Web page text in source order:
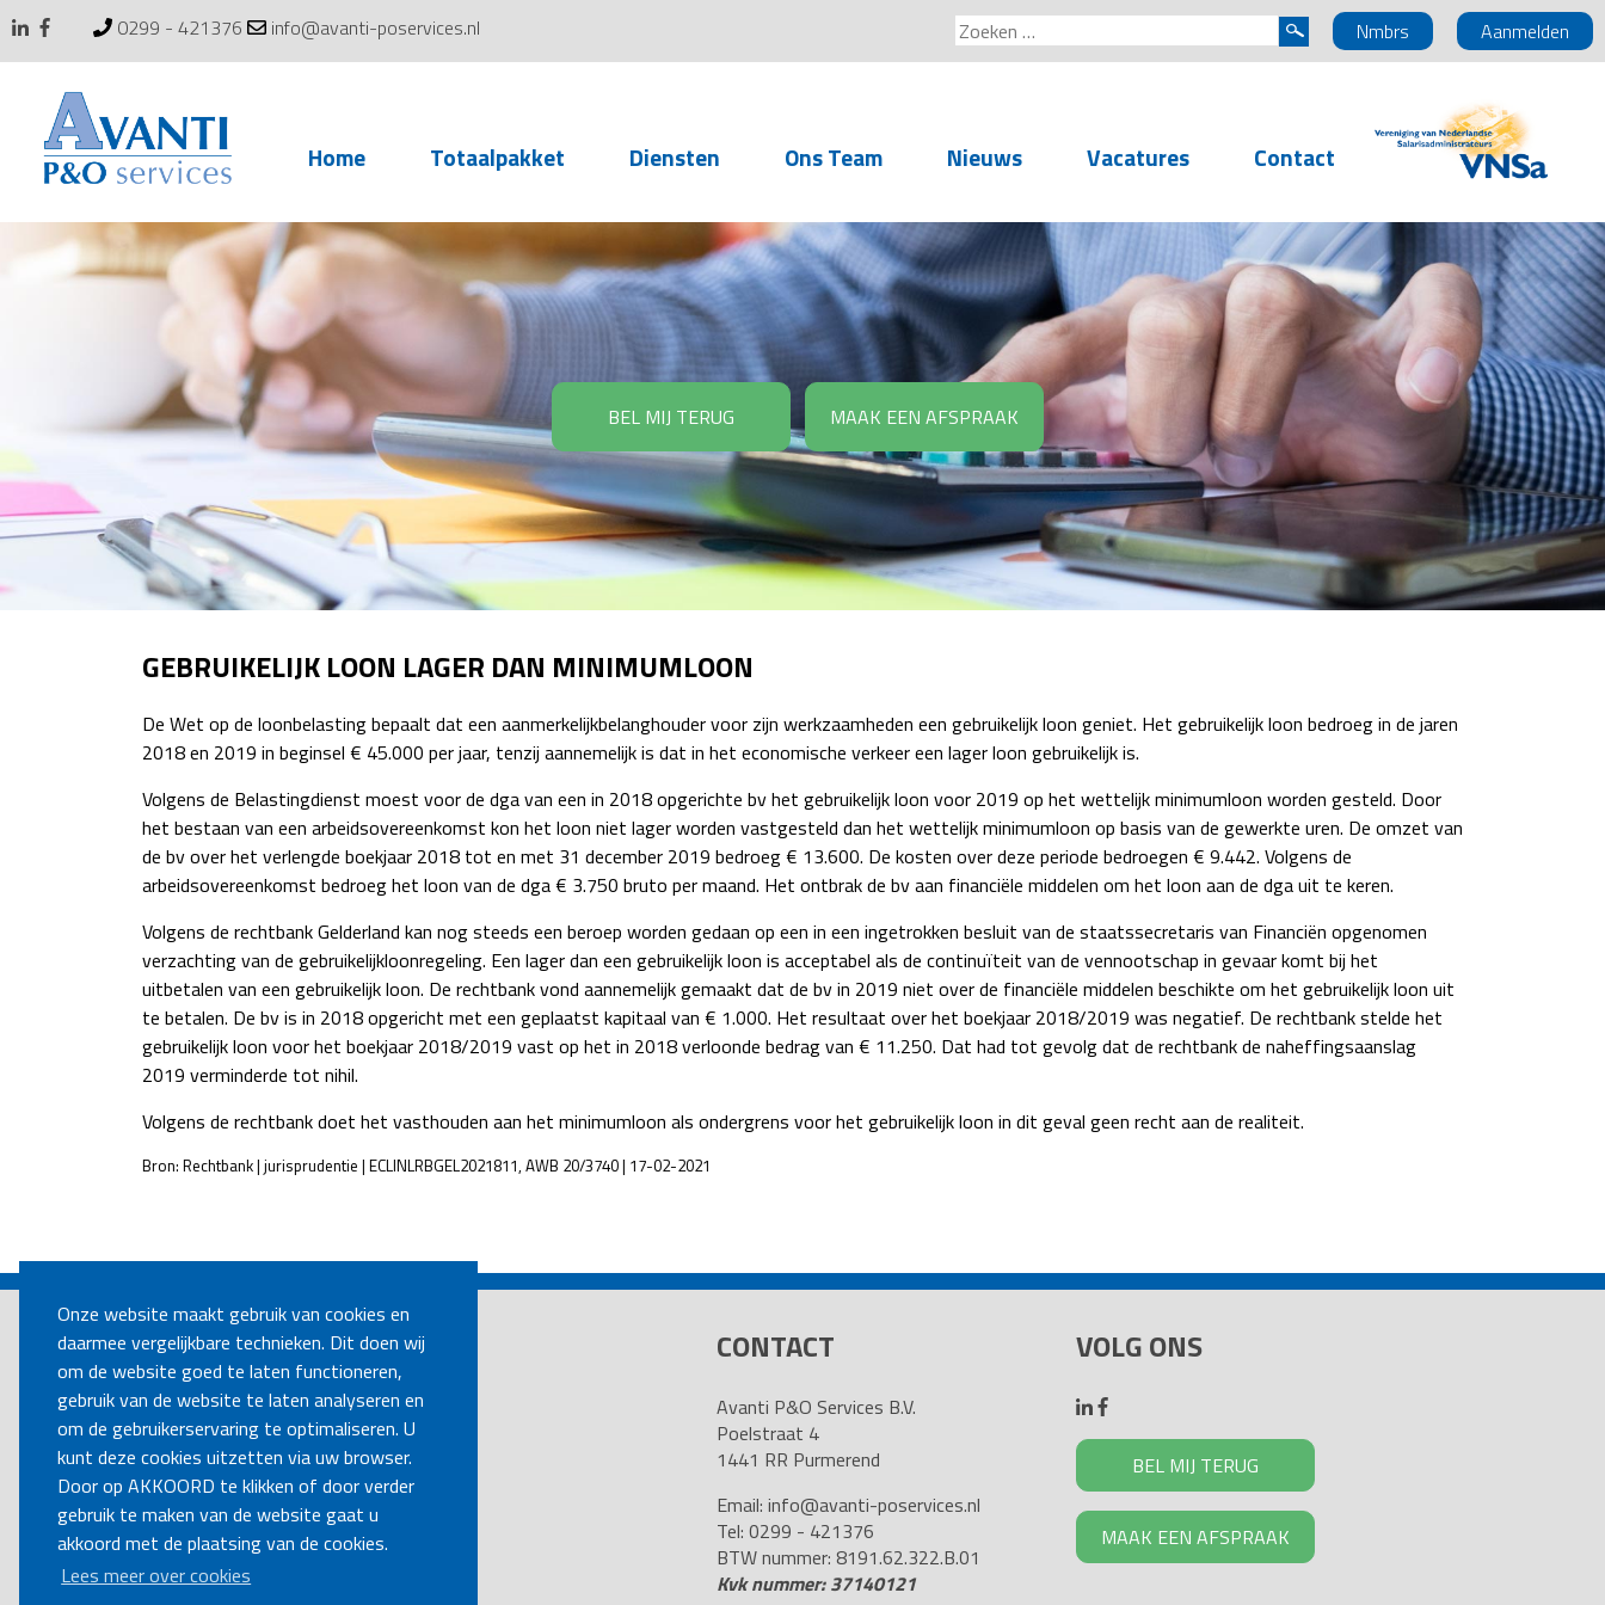
Onze website maakt gebruik van cookies en
daarmee vergelijkbare technieken. Dit doen wij
om de website goed te laten functioneren,
gebruik van de website te laten analyseren en
om de gebruikerservaring te optimaliseren. U
kunt deze cookies uitzetten via uw browser.
Door op AKKOORD te klikken of door verder
gebruik te maken van de website gaat u
akkoord met de plaatsing van de cookies.
Lees meer over cookies
0299 - 421376 info@avanti-poservices.nl Aanmelden
Nmbrs
Zoeken
naar:
Home Totaalpakket Diensten
Service voor
accountants- en
administratiekantoren
Arbeidsrechtelijke
Advisering
Salarisadministratie
Personeelsadministratie
Detachering
Ons Team Nieuws Vacatures Contact
BEL MIJ TERUG MAAK EEN AFSPRAAK
GEBRUIKELIJK LOON LAGER DAN MINIMUMLOON
De Wet op de loonbelasting bepaalt dat een aanmerkelijkbelanghouder voor zijn werkzaamheden een gebruikelijk loon geniet. Het gebruikelijk loon bedroeg in de jaren
2018 en 2019 in beginsel € 45.000 per jaar, tenzij aannemelijk is dat in het economische verkeer een lager loon gebruikelijk is.
Volgens de Belastingdienst moest voor de dga van een in 2018 opgerichte bv het gebruikelijk loon voor 2019 op het wettelijk minimumloon worden gesteld. Door
het bestaan van een arbeidsovereenkomst kon het loon niet lager worden vastgesteld dan het wettelijk minimumloon op basis van de gewerkte uren. De omzet van
de bv over het verlengde boekjaar 2018 tot en met 31 december 2019 bedroeg € 13.600. De kosten over deze periode bedroegen € 9.442. Volgens de
arbeidsovereenkomst bedroeg het loon van de dga € 3.750 bruto per maand. Het ontbrak de bv aan financiële middelen om het loon aan de dga uit te keren.
Volgens de rechtbank Gelderland kan nog steeds een beroep worden gedaan op een in een ingetrokken besluit van de staatssecretaris van Financiën opgenomen
verzachting van de gebruikelijkloonregeling. Een lager dan een gebruikelijk loon is acceptabel als de continuïteit van de vennootschap in gevaar komt bij het
uitbetalen van een gebruikelijk loon. De rechtbank vond aannemelijk gemaakt dat de bv in 2019 niet over de financiële middelen beschikte om het gebruikelijk loon uit
te betalen. De bv is in 2018 opgericht met een geplaatst kapitaal van € 1.000. Het resultaat over het boekjaar 2018/2019 was negatief. De rechtbank stelde het
gebruikelijk loon voor het boekjaar 2018/2019 vast op het in 2018 verloonde bedrag van € 11.250. Dat had tot gevolg dat de rechtbank de naheffingsaanslag
2019 verminderde tot nihil.
Volgens de rechtbank doet het vasthouden aan het minimumloon als ondergrens voor het gebruikelijk loon in dit geval geen recht aan de realiteit.
Bron: Rechtbank | jurisprudentie | ECLINLRBGEL2021811, AWB 20/3740 | 17-02-2021
NAVIGATION
CONTACT
Avanti P&O Services B.V.
Poelstraat 4
1441 RR Purmerend
Email: info@avanti-poservices.nl
Tel: 0299 - 421376
BTW nummer: 8191.62.322.B.01
Kvk nummer: 37140121
VOLG ONS
BEL MIJ TERUG
MAAK EEN AFSPRAAK